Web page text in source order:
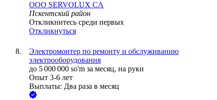
ООО SERVOLUX CA
Пскентский район
Откликнитесь среди первых
Откликнуться
Электромонтер по ремонту и обслуживанию
электрооборудования
до 5 000 000 so'm за месяц, на руки
Опыт 3-6 лет
Выплаты: Два раза в месяц